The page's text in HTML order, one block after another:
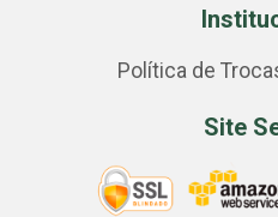
Política de
Site